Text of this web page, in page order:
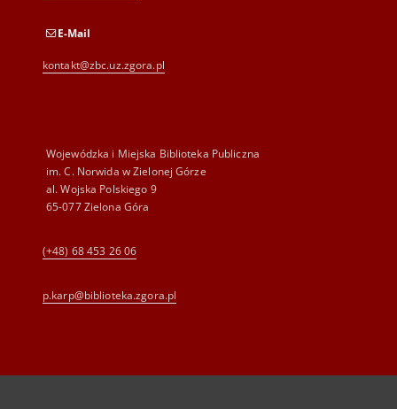
E-Mail
kontakt@zbc.uz.zgora.pl
Wojewódzka i Miejska Biblioteka Publiczna
im. C. Norwida w Zielonej Górze
al. Wojska Polskiego 9
65-077 Zielona Góra
(+48) 68 453 26 06
p.karp@biblioteka.zgora.pl